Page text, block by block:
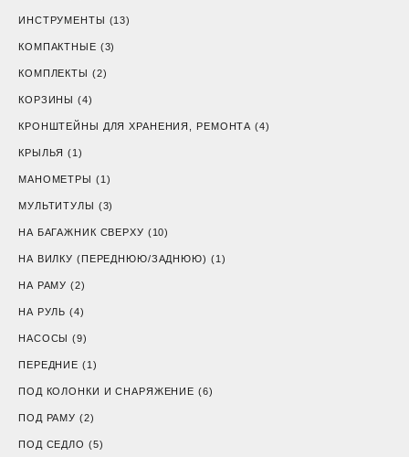
ИНСТРУМЕНТЫ (13)
КОМПАКТНЫЕ (3)
КОМПЛЕКТЫ (2)
КОРЗИНЫ (4)
КРОНШТЕЙНЫ ДЛЯ ХРАНЕНИЯ, РЕМОНТА (4)
КРЫЛЬЯ (1)
МАНОМЕТРЫ (1)
МУЛЬТИТУЛЫ (3)
НА БАГАЖНИК СВЕРХУ (10)
НА ВИЛКУ (ПЕРЕДНЮЮ/ЗАДНЮЮ) (1)
НА РАМУ (2)
НА РУЛЬ (4)
НАСОСЫ (9)
ПЕРЕДНИЕ (1)
ПОД КОЛОНКИ И СНАРЯЖЕНИЕ (6)
ПОД РАМУ (2)
ПОД СЕДЛО (5)